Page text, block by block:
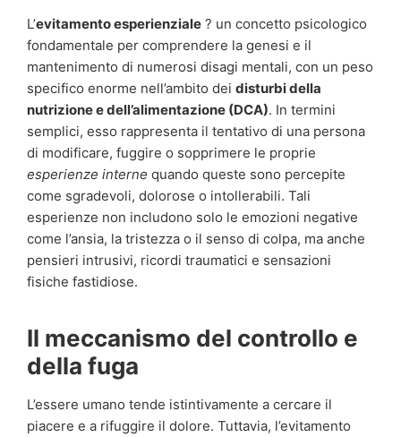
L’evitamento esperienziale ? un concetto psicologico
fondamentale per comprendere la genesi e il
mantenimento di numerosi disagi mentali, con un peso
specifico enorme nell’ambito dei disturbi della
nutrizione e dell’alimentazione (DCA). In termini
semplici, esso rappresenta il tentativo di una persona
di modificare, fuggire o sopprimere le proprie
esperienze interne quando queste sono percepite
come sgradevoli, dolorose o intollerabili. Tali
esperienze non includono solo le emozioni negative
come l’ansia, la tristezza o il senso di colpa, ma anche
pensieri intrusivi, ricordi traumatici e sensazioni
fisiche fastidiose.
Il meccanismo del controllo e
della fuga
L’essere umano tende istintivamente a cercare il
piacere e a rifuggire il dolore. Tuttavia, l’evitamento